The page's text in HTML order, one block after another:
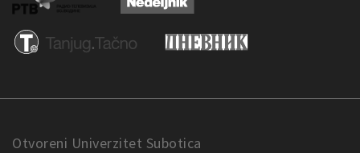
Otvoreni Univerzitet Subotica